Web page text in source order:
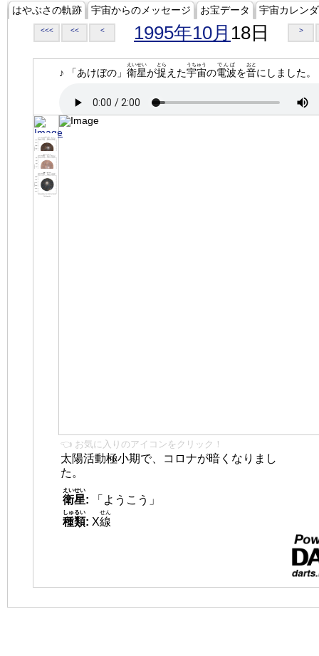
はやぶさの軌跡 宇宙からのメッセージ お宝データ 宇宙カレン
<<< << < 1995年10月 18日 >
♪ 「あけぼの」 衛星
えいせい
が捉
とら
えた宇宙
うちゅう
の電波
でんぱ
を音
おと
にしました。
👈 お気に入りのアイコンをクリック！
太陽活動極小期で、コロナが暗くなりまし
た。
衛星
えいせい
:
「ようこう」
種類
しゅるい
: X線
せん